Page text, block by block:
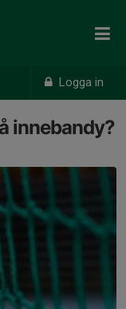
Logga in
innebandy?